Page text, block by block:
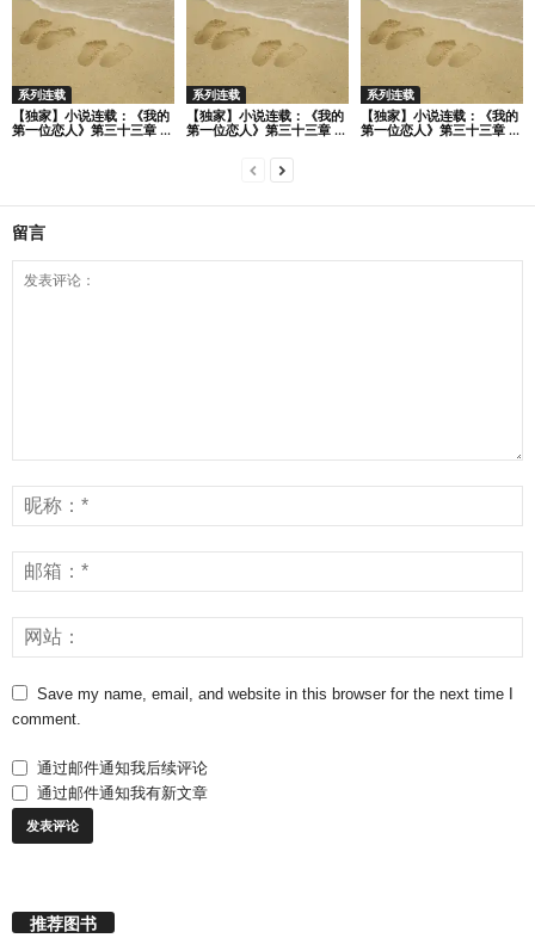
系列连载
【独家】小说连载：《我的
第一位恋人》第三十三章 ...
系列连载
【独家】小说连载：《我的
第一位恋人》第三十三章 ...
系列连载
【独家】小说连载：《我的
第一位恋人》第三十三章 ...
留言
Save my name, email, and website in this browser for the next time I
comment.
通过邮件通知我后续评论
通过邮件通知我有新文章
推荐图书